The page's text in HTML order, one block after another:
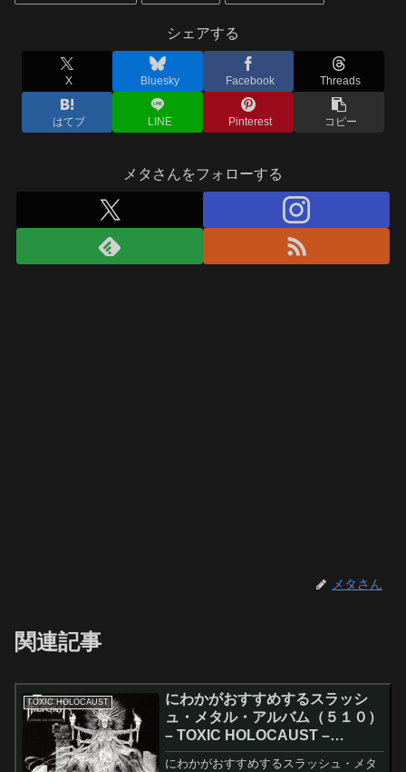
シェアする
X Bluesky Facebook Threads
はてブ LINE Pinterest コピー
メタさんをフォローする
メタさん
関連記事
TOXIC HOLOCAUST
にわかがおすすめするスラッシ
ュ・メタル・アルバム（５１０）
– TOXIC HOLOCAUST –
Conjure And Command
にわかがおすすめするスラッシュ・メタ